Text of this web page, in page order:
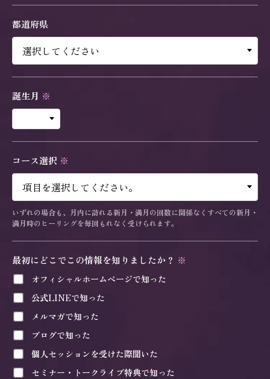
都道府県
誕生月 ※
コース選択 ※
いずれの場合も、月内に訪れる新月・満月の回数に関係なくすべての新月・
満月時のヒーリングを毎回もれなく受けられます。
最初にどこでこの情報を知りましたか？ ※
オフィシャルホームページで知った
公式LINEで知った
メルマガで知った
ブログで知った
個人セッションを受けた際聞いた
セミナー・トークライブ特典で知った